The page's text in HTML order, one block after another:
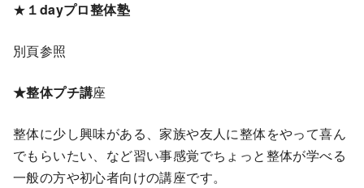
★ １dayプロ整体塾
別頁参照
★整体プチ講座
整体に少し興味がある、家族や友人に整体をやって喜ん
でもらいたい、など習い事感覚でちょっと整体が学べる
一般の方や初心者向けの講座です。